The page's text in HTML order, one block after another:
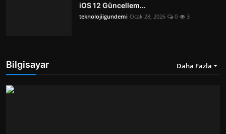
iOS 12 Güncellem...
teknolojiigundemi Ocak 28, 2026 0 3
Bilgisayar Daha Fazla